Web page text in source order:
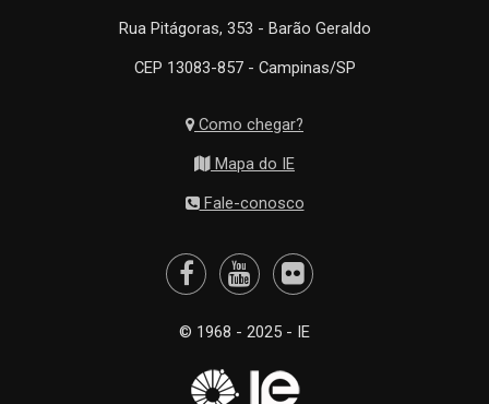
Rua Pitágoras, 353 - Barão Geraldo
CEP 13083-857 - Campinas/SP
Como chegar?
Mapa do IE
Fale-conosco
© 1968 - 2025 - IE